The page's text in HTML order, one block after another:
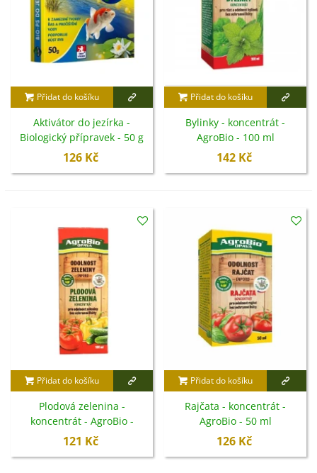
Přidat do košíku
Aktivátor do jezírka -
Biologický přípravek - 50 g
126 Kč
Přidat do košíku
Bylinky - koncentrát -
AgroBio - 100 ml
142 Kč
Přidat do košíku
Plodová zelenina -
koncentrát - AgroBio -
100 ml
121 Kč
Přidat do košíku
Rajčata - koncentrát -
AgroBio - 50 ml
126 Kč